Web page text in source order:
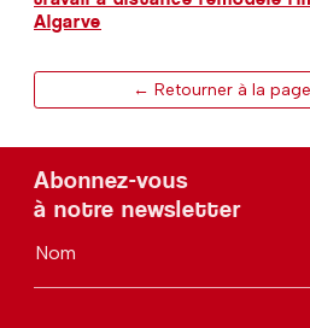
Algarve
← Retourner à la
Abonnez-vous
à notre newsletter
Nom